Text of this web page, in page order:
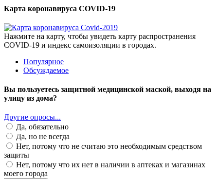
Карта коронавируса COVID-19
Нажмите на карту, чтобы увидеть карту распространения
COVID-19 и индекс самоизоляции в городах.
Популярное
Обсуждаемое
Вы пользуетесь защитной медицинской маской, выходя на
улицу из дома?
Другие опросы...
Да, обязательно
Да, но не всегда
Нет, потому что не считаю это необходимым средством
защиты
Нет, потому что их нет в наличии в аптеках и магазинах
моего города